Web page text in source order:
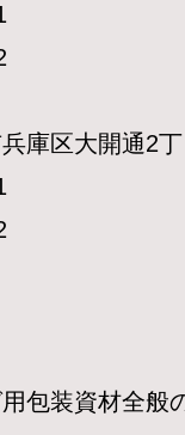
庫区大開通2
包装資材全般